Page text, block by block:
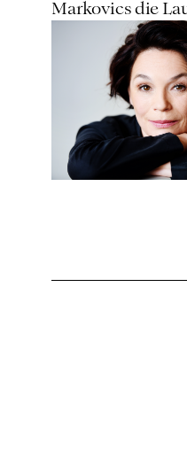
Markovics die